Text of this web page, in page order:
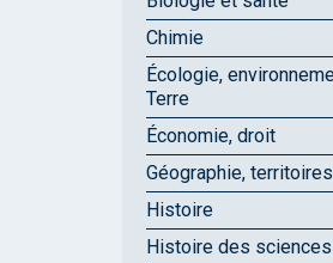
Chimie
Écologie,
Terre
Économie, droit
Géographie, territoires
Histoire
Histoire des sciences